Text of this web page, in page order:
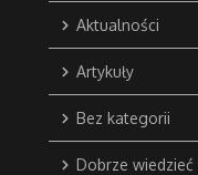
Aktualności
Artykuły
Bez kategorii
Dobrze wiedzieć